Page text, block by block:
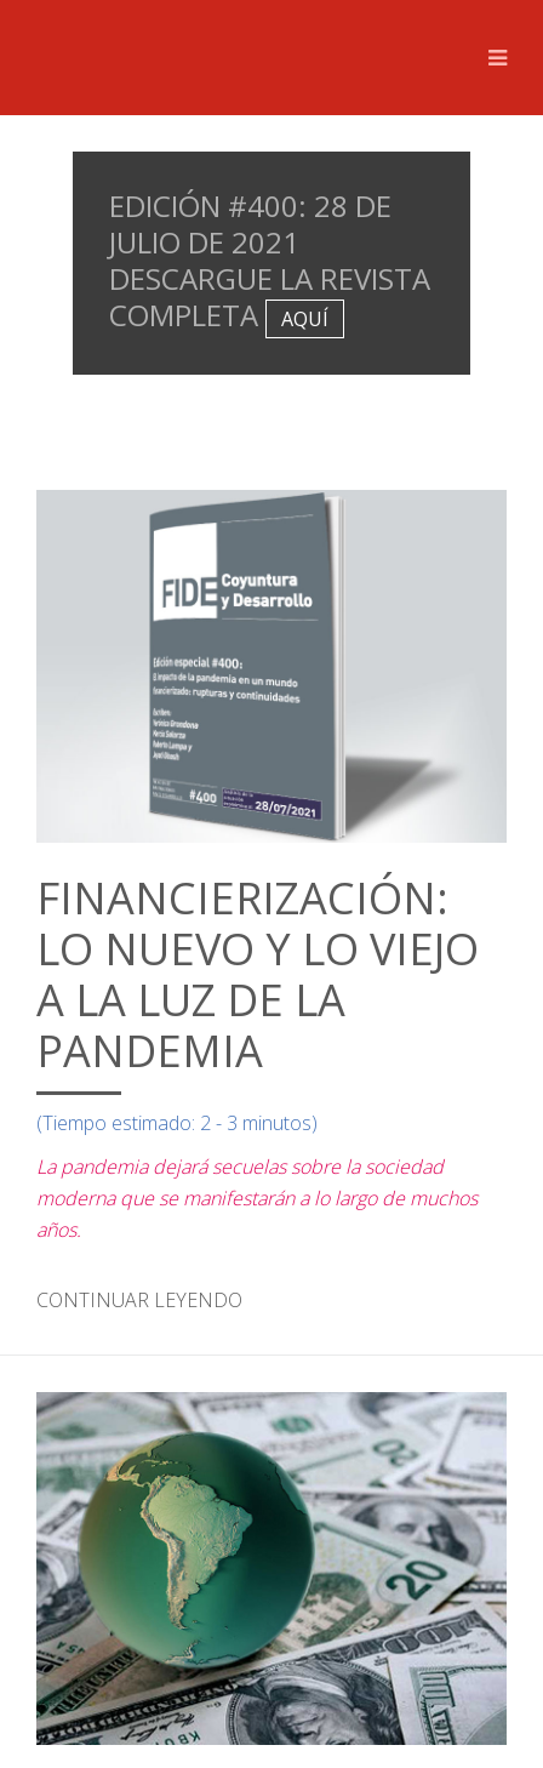
EDICIÓN #400: 28 DE
JULIO DE 2021
DESCARGUE LA REVISTA
COMPLETA
AQUÍ
FINANCIERIZACIÓN:
LO NUEVO Y LO VIEJO
A LA LUZ DE LA
PANDEMIA
(Tiempo estimado: 2 - 3 minutos)
La pandemia dejará secuelas sobre la sociedad
moderna que se manifestarán a lo largo de muchos
años.
CONTINUAR LEYENDO